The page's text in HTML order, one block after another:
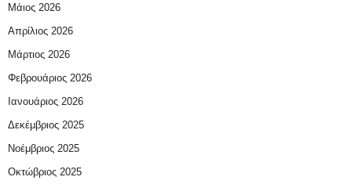
Μάιος 2026
Απρίλιος 2026
Μάρτιος 2026
Φεβρουάριος 2026
Ιανουάριος 2026
Δεκέμβριος 2025
Νοέμβριος 2025
Οκτώβριος 2025